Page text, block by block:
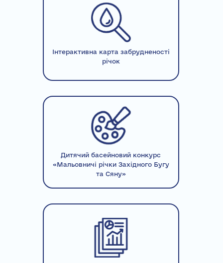
Інтерактивна карта забрудненості
річок
Дитячий басейновий конкурс
«Мальовничі річки Західного Бугу
та Сяну»